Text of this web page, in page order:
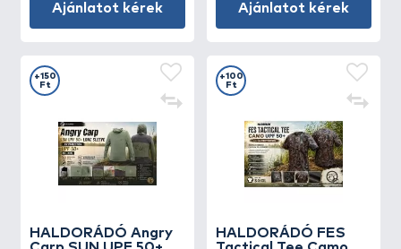
Ajánlatot kérek Ajánlatot kérek
HALDORÁDÓ Angry
+150
Ft
HALDORÁDÓ FES
+100
Ft